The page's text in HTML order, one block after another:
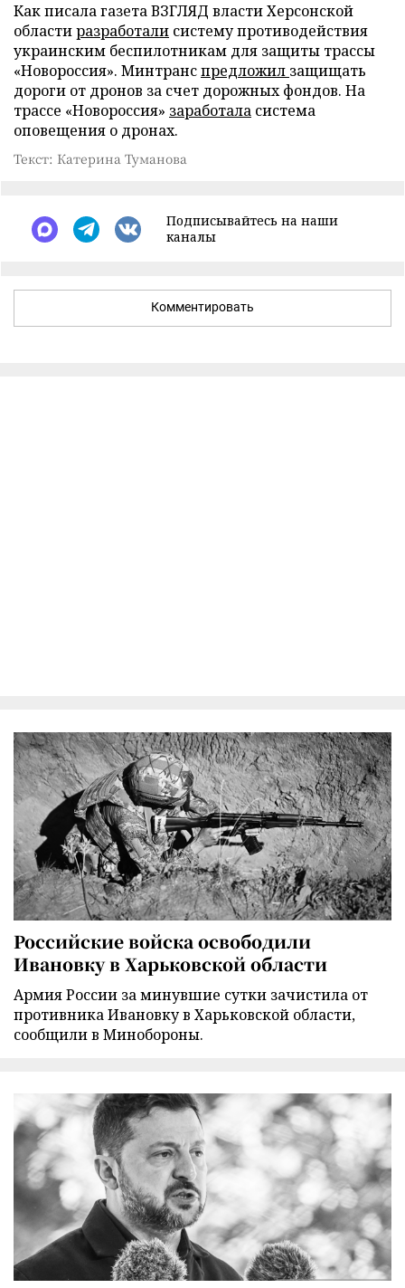
Как писала газета ВЗГЛЯД власти Херсонской
областиразработали систему противодействия
украинским беспилотникам для защиты трассы
«Новороссия». Минтранспредложил защищать
дороги от дронов за счет дорожных фондов. На
трассе «Новороссия» заработала система
оповещения о дронах.
Текст: Катерина Туманова
Подписывайтесь на наши
каналы
Комментировать
Российские войска освободили
Ивановку в Харьковской области
Армия России за минувшие сутки зачистила от
противника Ивановку в Харьковской области,
сообщили в Минобороны.